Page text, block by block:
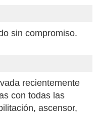
sin compromiso.
recientemente
con todas las
ascensor,